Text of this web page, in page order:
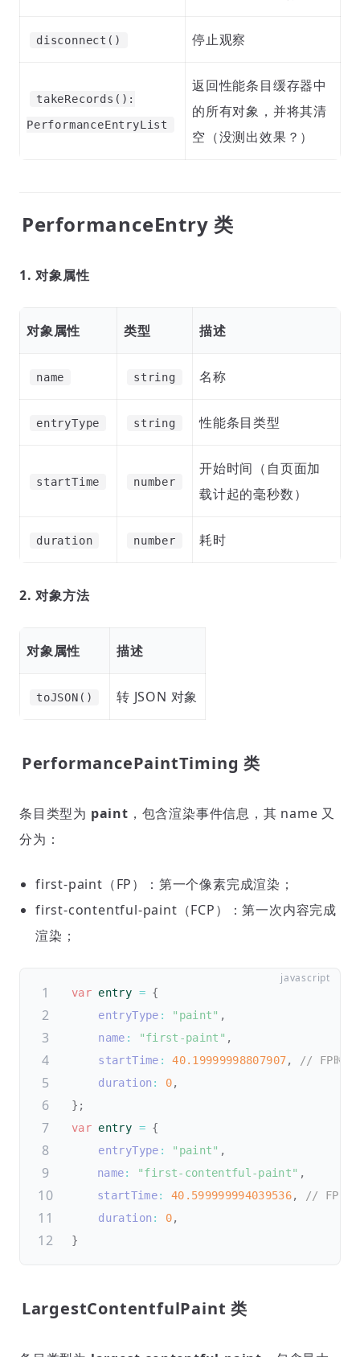
disconnect() 停止观察
takeRecords():
PerformanceEntryList
返回性能条目缓存器中
的所有对象，并将其清
空（没测出效果？）
PerformanceEntry 类
1. 对象属性
对象属性 类型 描述
name string 名称
entryType string 性能条目类型
startTime number
开始时间（自页面加
载计起的毫秒数）
duration number 耗时
2. 对象方法
对象属性 描述
toJSON() 转 JSON 对象
PerformancePaintTiming 类
条目类型为 paint ，包含渲染事件信息，其 name 又
分为：
first-paint（FP）：第一个像素完成渲染；
first-contentful-paint（FCP）：第一次内容完成
渲染；
var entry = {
entryType : "paint" ,
name : "first-paint" ,
startTime : 40.19999998807907,
// FP时间
duration : 0,
} ;
var entry = {
entryType : "paint" ,
name: "first-contentful-paint" ,
startTime: 40.599999994039536,
// FPC时
duration : 0,
}
LargestContentfulPaint 类